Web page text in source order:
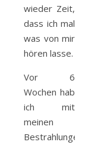
wieder Zeit,
dass ich mal
was von mir
hören lasse.
Vor 6
Wochen hab
ich mit
meinen
Bestrahlungen